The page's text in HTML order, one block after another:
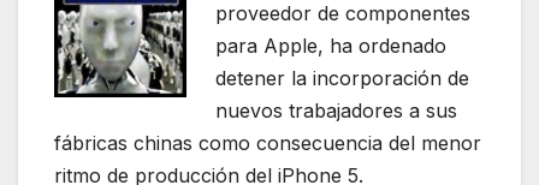
proveedor de componentes
para Apple, ha ordenado
detener la incorporación de
nuevos trabajadores a sus
fábricas chinas como consecuencia del menor
ritmo de producción del iPhone 5.